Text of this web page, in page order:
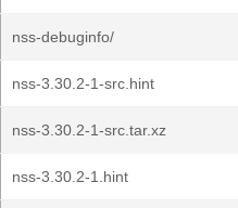
nss-debuginfo/
nss-3.30.2-1-src.hint
nss-3.30.2-1-src.tar.xz
nss-3.30.2-1.hint